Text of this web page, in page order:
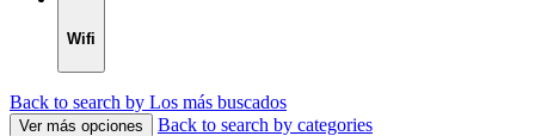
Wifi
Back to search by Los más buscados
Ver más opciones Back to search by categories